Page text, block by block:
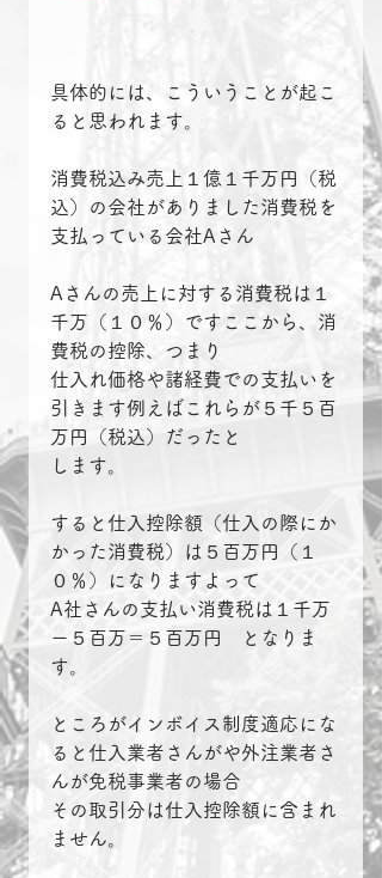
具体的には、こういうことが起こ
ると思われます。
消費税込み売上１億１千万円（税
込）の会社がありました消費税を
支払っている会社Aさん
Aさんの売上に対する消費税は１
千万（１０％）ですここから、消
費税の控除、つまり
仕入れ価格や諸経費での支払いを
引きます例えばこれらが５千５百
万円（税込）だったと
します。
すると仕入控除額（仕入の際にか
かった消費税）は５百万円（１
０％）になりますよって
A社さんの支払い消費税は１千万
ー５百万＝５百万円　となりま
す。
ところがインボイス制度適応にな
ると仕入業者さんがや外注業者さ
んが免税事業者の場合
その取引分は仕入控除額に含まれ
ません。